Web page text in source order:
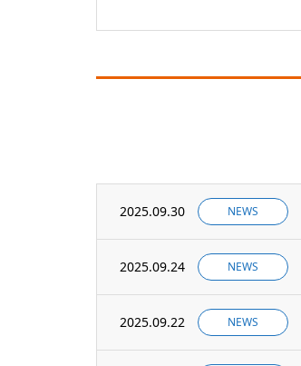
2025.09.30 NEWS
2025.09.24 NEWS
2025.09.22 NEWS